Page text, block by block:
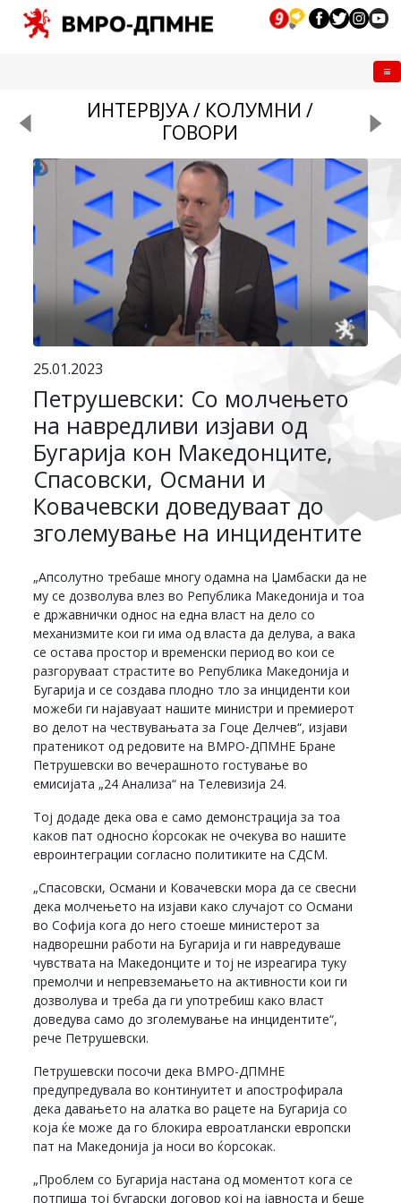
ИНТЕРВЈУА / КОЛУМНИ /
ГОВОРИ
25.01.2023
Петрушевски: Со молчењето
на навредливи изјави од
Бугарија кон Македонците,
Спасовски, Османи и
Ковачевски доведуваат до
зголемување на инцидентите
„Апсолутно требаше многу одамна на Џамбаски да не
му се дозволува влез во Република Македонија и тоа
е државнички однос на една власт на дело со
механизмите кои ги има од власта да делува, а вака
се остава простор и временски период во кои се
разгоруваат страстите во Република Македонија и
Бугарија и се создава плодно тло за инциденти кои
можеби ги најавуаат нашите министри и премиерот
во делот на чествувањата за Гоце Делчев“, изјави
пратеникот од редовите на ВМРО-ДПМНЕ Бране
Петрушевски во вечерашното гостување во
емисијата „24 Анализа“ на Телевизија 24.
Тој додаде дека ова е само демонстрација за тоа
каков пат односно ќорсокак не очекува во нашите
евроинтеграции согласно политиките на СДСМ.
„Спасовски, Османи и Ковачевски мора да се свесни
дека молчењето на изјави како случајот со Османи
во Софија кога до него стоеше министерот за
надворешни работи на Бугарија и ги навредуваше
чувствата на Македонците и тој не изреагира туку
премолчи и непревземањето на активности кои ги
дозволува и треба да ги употребиш како власт
доведува само до зголемување на инцидентите“,
рече Петрушевски.
Петрушевски посочи дека ВМРО-ДПМНЕ
предупредувала во континуитет и апострофирала
дека давањето на алатка во рацете на Бугарија со
која ќе може да го блокира евроатлански европски
пат на Македонија ја носи во ќорсокак.
„Проблем со Бугарија настана од моментот кога се
потпиша тој бугарски договор кој на јавноста и беше